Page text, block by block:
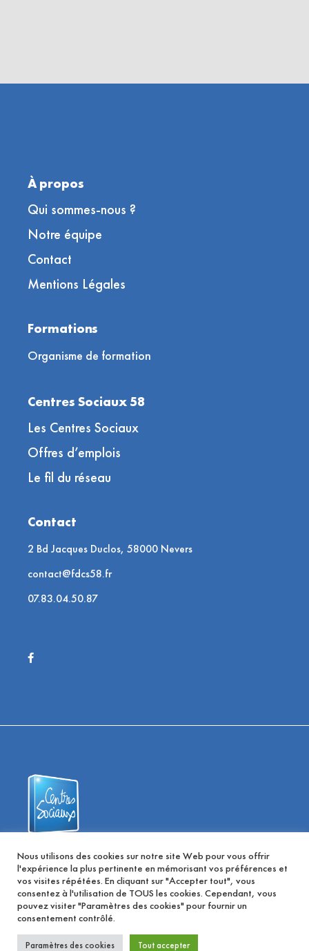
À propos
Qui sommes-nous ?
Notre équipe
Contact
Mentions Légales
Formations
Organisme de formation
Centres Sociaux 58
Les Centres Sociaux
Offres d’emplois
Le fil du réseau
Contact
2 Bd Jacques Duclos, 58000 Nevers
contact@fdcs58.fr
07.83.04.50.87
Fédération des Centres Sociaux 58
© 2026 | Centres Sociaux 58, Tous les droits sont réservés |
Nous utilisons des cookies sur notre site Web pour vous offrir
l'expérience la plus pertinente en mémorisant vos préférences et
vos visites répétées. En cliquant sur "Accepter tout", vous
consentez à l'utilisation de TOUS les cookies. Cependant, vous
pouvez visiter "Paramètres des cookies" pour fournir un
consentement contrôlé.
Paramètres des cookies Tout accepter